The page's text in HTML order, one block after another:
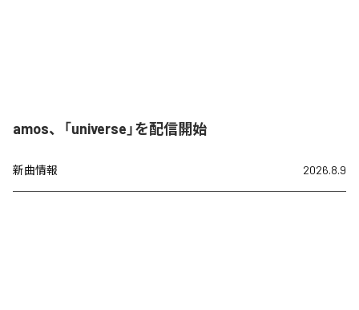
amos、「universe」を配信開始
新曲情報 2026.8.9